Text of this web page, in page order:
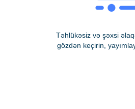
Təhlükəsiz və şəxsi
gözdən keçirin,